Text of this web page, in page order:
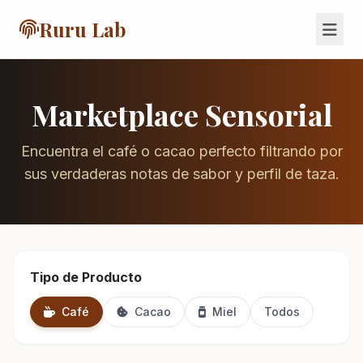
Ruru Lab
Marketplace Sensorial
Encuentra el café o cacao perfecto filtrando por
sus verdaderas notas de sabor y perfil de taza.
Tipo de Producto
Café Cacao Miel Todos